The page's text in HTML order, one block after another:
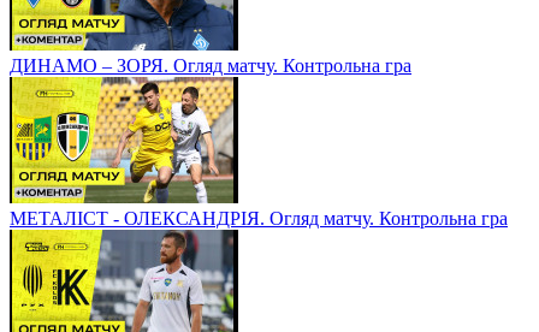
ДИНАМО – ЗОРЯ. Огляд матчу. Контрольна гра
МЕТАЛІСТ - ОЛЕКСАНДРІЯ. Огляд матчу. Контрольна гра